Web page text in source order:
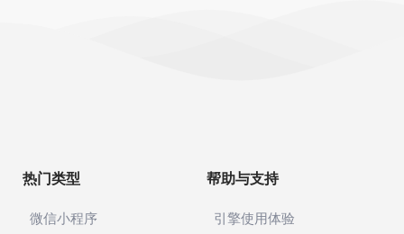
热门类型
微信小程序
帮助与支持
引擎使用体验